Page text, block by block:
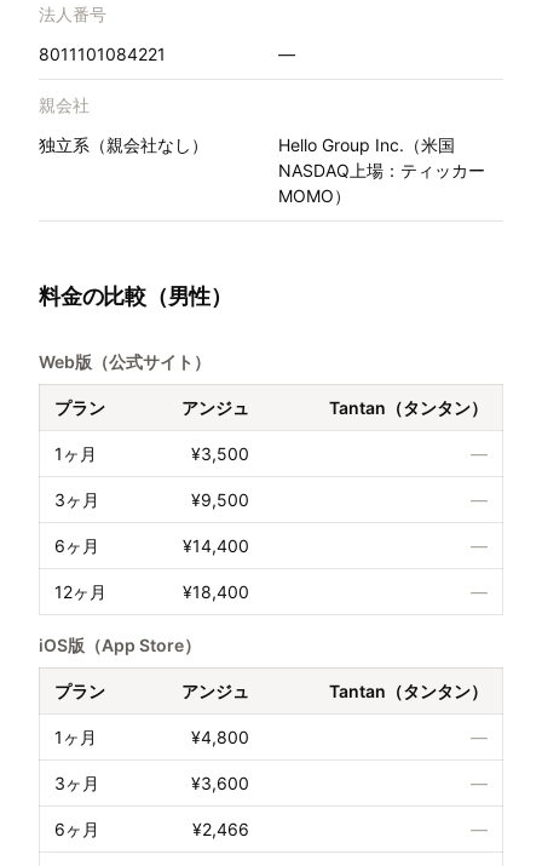
法人番号
8011101084221
—
親会社
独立系（親会社なし）
Hello Group Inc.（米国
NASDAQ上場：ティッカー
MOMO）
料金の比較（男性）
Web版（公式サイト）
プラン アンジュ Tantan（タンタン）
1ヶ月 ¥3,500 —
3ヶ月 ¥9,500 —
6ヶ月 ¥14,400 —
12ヶ月 ¥18,400 —
iOS版（App Store）
プラン アンジュ Tantan（タンタン）
1ヶ月 ¥4,800 —
3ヶ月 ¥3,600 —
6ヶ月 ¥2,466 —